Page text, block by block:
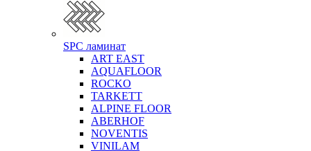
SPC ламинат
ART EAST
AQUAFLOOR
ROCKO
TARKETT
ALPINE FLOOR
ABERHOF
NOVENTIS
VINILAM